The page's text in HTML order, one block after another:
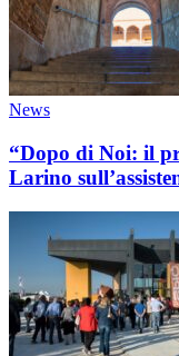
News
“Dopo di Noi: il
Larino